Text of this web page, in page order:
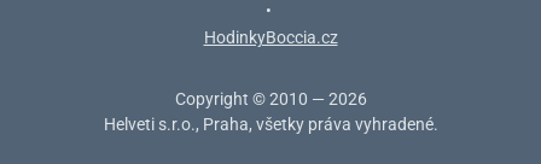
•
HodinkyBoccia.cz
Copyright © 2010 — 2026
Helveti s.r.o., Praha, všetky práva vyhradené.